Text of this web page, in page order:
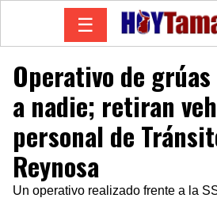
☰
Operativo de
a nadie; retiran
personal de
Reynosa
Un operativo realizado frente a la